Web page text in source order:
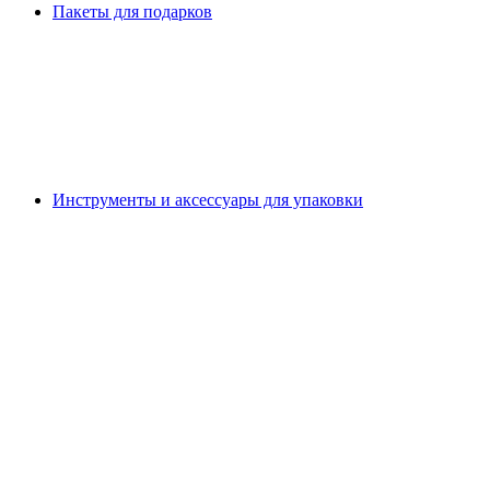
Пакеты для подарков
Инструменты и аксессуары для упаковки